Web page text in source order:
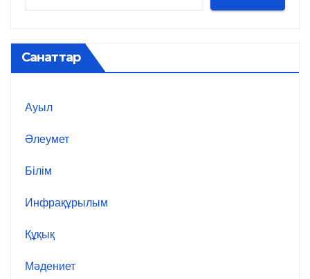
Санаттар
Ауыл
Әлеумет
Білім
Инфрақұрылым
Құқық
Мәдениет